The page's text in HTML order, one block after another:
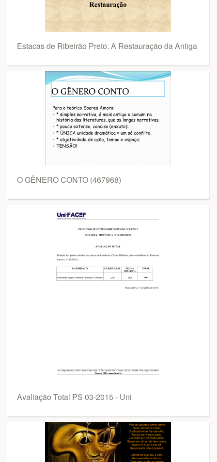
Estacas de Ribeirão Preto: A Restauração da Antiga
O GÊNERO CONTO (467968)
Avaliação Total PS 03-2015 - Uni